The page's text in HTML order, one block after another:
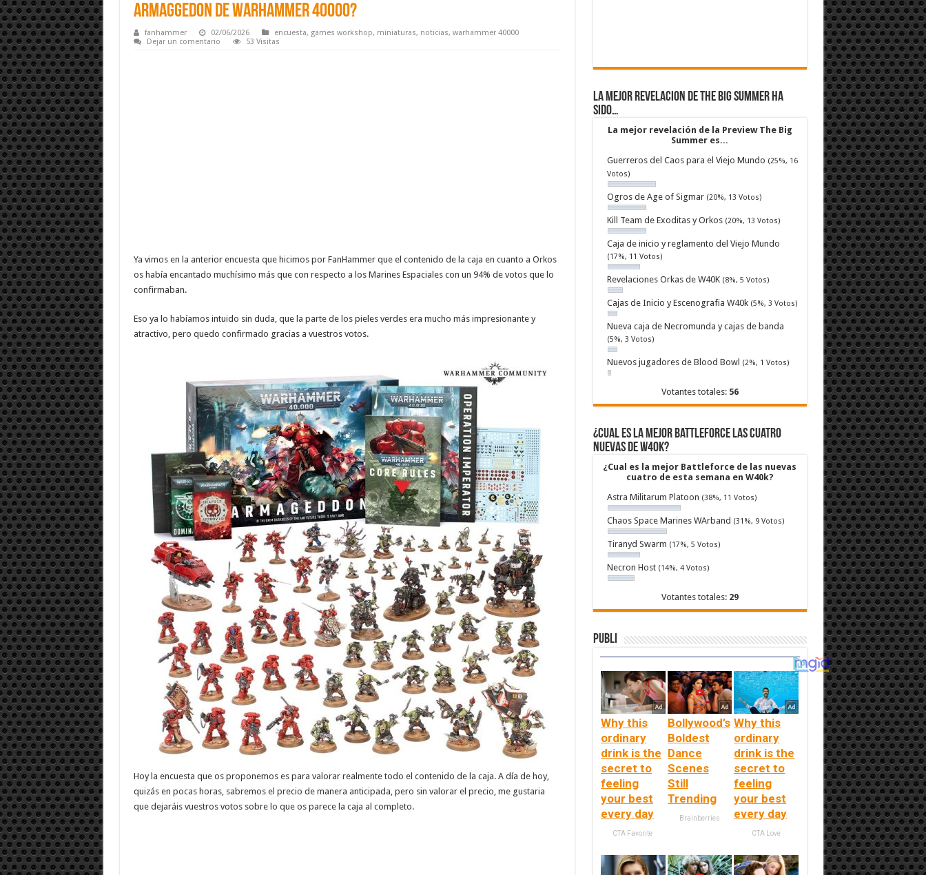
Armaggedon de Warhammer 40000?
fanhammer 02/06/2026 encuesta, games workshop, miniaturas, noticias, warhammer 40000
Dejar un comentario
53 Visitas
Ya vimos en la anterior encuesta que hicimos por FanHammer que el contenido de la caja en cuanto a Orkos
os había encantado muchísimo más que con respecto a los Marines Espaciales con un 94% de votos que lo
confirmaban.
Eso ya lo habíamos intuido sin duda, que la parte de los pieles verdes era mucho más impresionante y
atractivo, pero quedo confirmado gracias a vuestros votos.
Hoy la encuesta que os proponemos es para valorar realmente todo el contenido de la caja. A día de hoy,
quizás en pocas horas, sabremos el precio de manera anticipada, pero sin valorar el precio, me gustaria
que dejaráis vuestros votos sobre lo que os parece la caja al completo.
La mejor revelacion de The Big Summer ha
sido…
La mejor revelación de la Preview The Big
Summer es...
Guerreros del Caos para el Viejo Mundo (25%, 16
Votos)
Ogros de Age of Sigmar (20%, 13 Votos)
Kill Team de Exoditas y Orkos (20%, 13 Votos)
Caja de inicio y reglamento del Viejo Mundo
(17%, 11 Votos)
Revelaciones Orkas de W40K (8%, 5 Votos)
Cajas de Inicio y Escenografia W40k (5%, 3 Votos)
Nueva caja de Necromunda y cajas de banda
(5%, 3 Votos)
Nuevos jugadores de Blood Bowl (2%, 1 Votos)
Votantes totales: 56
¿Cual es la mejor Battleforce las cuatro
nuevas de W40k?
¿Cual es la mejor Battleforce de las nuevas
cuatro de esta semana en W40k?
Astra Militarum Platoon (38%, 11 Votos)
Chaos Space Marines WArband (31%, 9 Votos)
Tiranyd Swarm (17%, 5 Votos)
Necron Host (14%, 4 Votos)
Votantes totales: 29
Publi
Why this
ordinary
drink is the
secret to
feeling
your best
every day
CTA Favorite
Bollywood’s
Boldest
Dance
Scenes
Still
Trending
Brainberries
Why this
ordinary
drink is the
secret to
feeling
your best
every day
CTA Love